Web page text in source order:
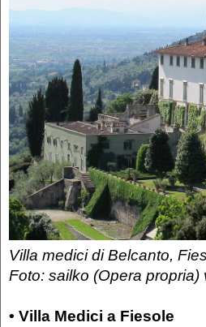
Villa medici di Belcanto,
Foto: sailko (Opera
• Villa Medici a Fiesole